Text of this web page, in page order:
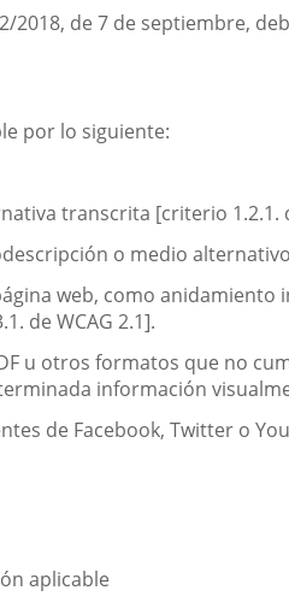
2018, de 7 de septiembre,
por lo siguiente:
transcrita [criterio 1.2.1.
o medio alternativo
web, como
de WCAG 2.1].
u otros formatos que no
información
de Facebook, Twitter o
aplicable